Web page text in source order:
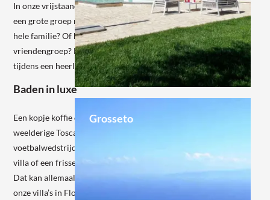
In onze vrijstaande villa’s is genoeg ruimte voor
een grote groep mensen. Wil je op pad met je
hele familie? Of heb je iets te vieren met je
vriendengroep? Dat kan bijna niet beter dan
tijdens een heerlijke vakantie in Florence.
Baden in luxe
Een kopje koffie drinken met uitzicht op
weelderige Toscaanse heuvels, een
voetbalwedstrijdje in de grote tuin bij je eigen
villa of een frisse duik in een privézwembad?
Dat kan allemaal tijdens een verblijf in één van
onze villa’s in Florence. Je kunt baden in luxe!
Grosseto
Lees